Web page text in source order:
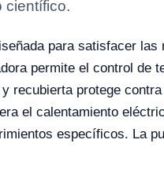
científico.
para satisfacer las
permite el control de
recubierta protege
el calentamiento
específicos. La